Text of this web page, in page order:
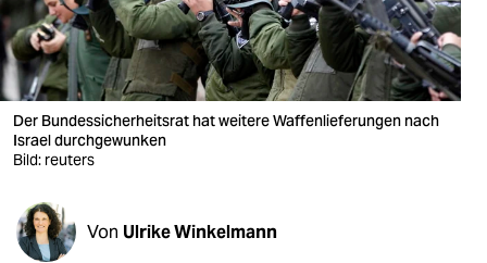
verlag
verlag
veranstaltungen
shop
fragen & hilfe
unterstützen
Der Bundessicherheitsrat hat weitere Waffenlieferungen nach
Israel durchgewunken
Bild: reuters
Von Ulrike Winkelmann